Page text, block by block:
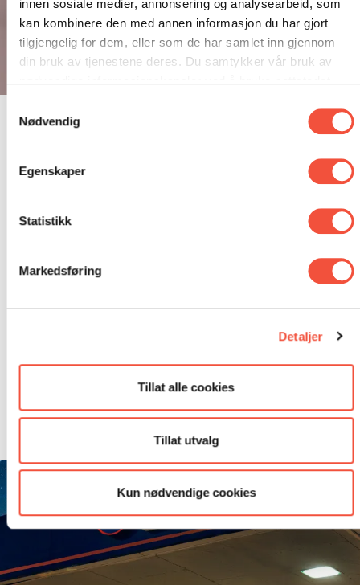
innen sosiale medier, annonsering og analysearbeid, som
kan kombinere den med annen informasjon du har gjort
tilgjengelig for dem, eller som de har samlet inn gjennom
din bruk av tjenestene deres. Du samtykker vår bruk av
Nødvendig
Egenskaper
Statistikk
Markedsføring
Detaljer
Tillat alle cookies
Tillat utvalg
Kun nødvendige cookies
deres målgruppe eller
målgrupper?
Utviklingen av en god kanalstrategi handler,
dypest sett, om å forstå målgruppen eller
målgruppene deres: Hvilken type
kommunikasjon og hvilke kanaler bruker den
Les mer »